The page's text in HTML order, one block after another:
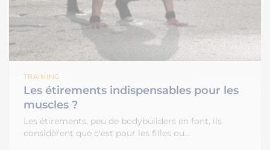
TRAINING
Les étirements indispensables pour les
muscles ?
Les étirements, peu de bodybuilders en font, ils
considèrent que c'est pour les filles ou…